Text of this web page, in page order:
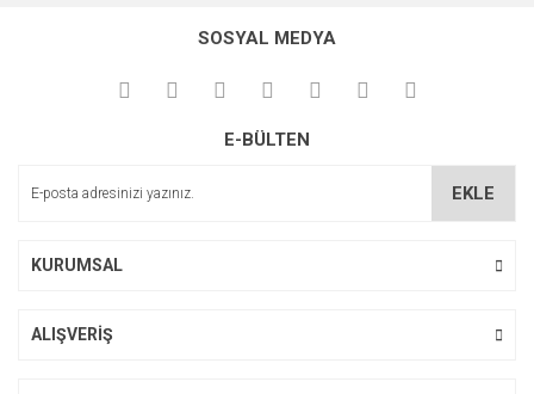
kullanarak tarafımıza iletebilirsiniz.
Görüş ve önerileriniz için teşekkür ederiz.
Ürün açıklamasında eksik bilgiler bulunuyor.
SOSYAL MEDYA
E-BÜLTEN
EKLE
KURUMSAL
ALIŞVERİŞ